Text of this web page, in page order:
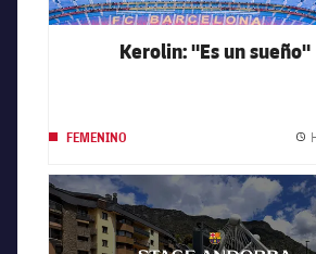
Kerolin: "Es un sueño"
FEMENINO
FC Barcelona club badge